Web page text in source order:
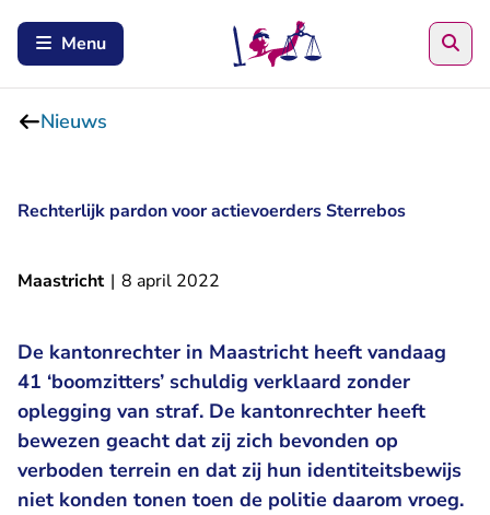
Menu
Nieuws
Rechterlijk pardon voor actievoerders Sterrebos
Maastricht | 8 april 2022
De kantonrechter in Maastricht heeft vandaag
41 ‘boomzitters’ schuldig verklaard zonder
oplegging van straf. De kantonrechter heeft
bewezen geacht dat zij zich bevonden op
verboden terrein en dat zij hun identiteitsbewijs
niet konden tonen toen de politie daarom vroeg.